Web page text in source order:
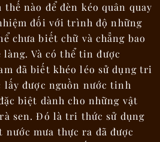
thế nào để đèn kéo quân quay
đối với trình độ những
chưa biết chữ và chẳng bao
Và có thể tin được
đã biết khéo léo sử dụng tri
lấy được nguồn nước tinh
biệt dành cho những vật
sen. Đó là tri thức sử dụng
nước mưa thực ra đã được